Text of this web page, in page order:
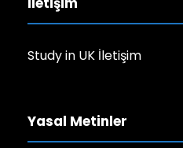
Study in UK İletişim
Yasal Metinler